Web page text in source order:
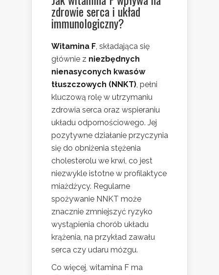
zdrowie serca i układ
immunologiczny?
Witamina F, składająca się
głównie z niezbędnych
nienasyconych kwasów
tłuszczowych (NNKT), pełni
kluczową rolę w utrzymaniu
zdrowia serca oraz wspieraniu
układu odpornościowego. Jej
pozytywne działanie przyczynia
się do obniżenia stężenia
cholesterolu we krwi, co jest
niezwykle istotne w profilaktyce
miażdżycy. Regularne
spożywanie NNKT może
znacznie zmniejszyć ryzyko
wystąpienia chorób układu
krążenia, na przykład zawału
serca czy udaru mózgu.
Co więcej, witamina F ma